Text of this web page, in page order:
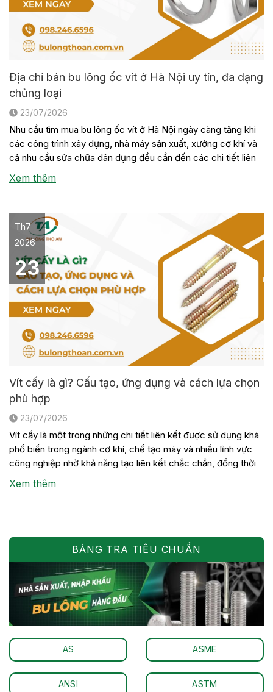
Địa chỉ bán bu lông ốc vít ở Hà Nội uy tín, đa dạng
chủng loại
23/07/2026
Nhu cầu tìm mua bu lông ốc vít ở Hà Nội ngày càng tăng khi
các công trình xây dựng, nhà máy sản xuất, xưởng cơ khí và
cả nhu cầu sửa chữa dân dụng đều cần đến các chi tiết liên
kết này. Tuy nhiên, không phải đơn vị nào cũng có sẵn đầy
[…]
Xem thêm
Th7
2026
23
Vít cấy là gì? Cấu tạo, ứng dụng và cách lựa chọn
phù hợp
23/07/2026
Vít cấy là một trong những chi tiết liên kết được sử dụng khá
phổ biến trong ngành cơ khí, chế tạo máy và nhiều lĩnh vực
công nghiệp nhờ khả năng tạo liên kết chắc chắn, đồng thời
thuận tiện cho việc tháo lắp khi cần bảo trì hoặc thay thế thiết
bị. Mặc […]
Xem thêm
BẢNG TRA TIÊU CHUẨN
AS ASME
ANSI ASTM